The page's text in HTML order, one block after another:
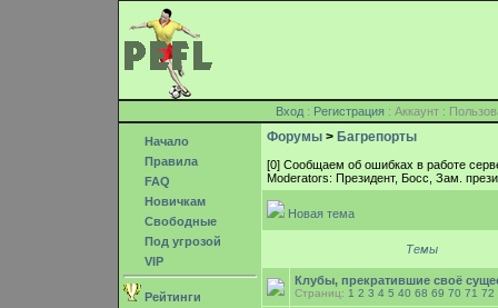
Вход : Регистрация : Аккаунт :
Начало
Правила
FAQ
Новичкам
Свободные
Под угрозой
VIP
Рейтинги
Форумы > Багрепорты
[0] Сообщаем об ошибках в работе
Moderators: Президент, Босс, Зам.
Новая тема
Темы
Клубы, прекратившие своё
Страниц: 1 2 3 4 5 40 68 69 70 71 72